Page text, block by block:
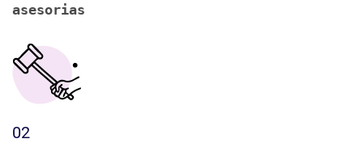
asesorias
02